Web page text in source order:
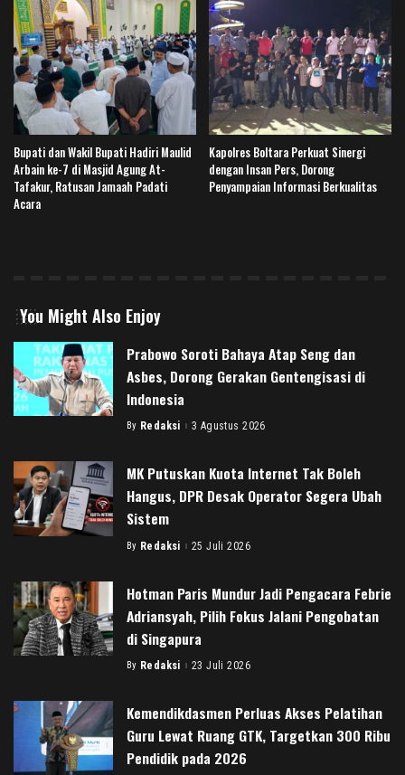
Bupati dan Wakil Bupati Hadiri Maulid
Arbain ke-7 di Masjid Agung At-
Tafakur, Ratusan Jamaah Padati
Acara
Kapolres Boltara Perkuat Sinergi
dengan Insan Pers, Dorong
Penyampaian Informasi Berkualitas
You Might Also Enjoy
Prabowo Soroti Bahaya Atap Seng dan
Asbes, Dorong Gerakan Gentengisasi di
Indonesia
Posted
By Redaksi 3 Agustus 2026
MK Putuskan Kuota Internet Tak Boleh
Hangus, DPR Desak Operator Segera Ubah
Sistem
Posted
By Redaksi 25 Juli 2026
Hotman Paris Mundur Jadi Pengacara Febrie
Adriansyah, Pilih Fokus Jalani Pengobatan
di Singapura
Posted
By Redaksi 23 Juli 2026
Kemendikdasmen Perluas Akses Pelatihan
Guru Lewat Ruang GTK, Targetkan 300 Ribu
Pendidik pada 2026